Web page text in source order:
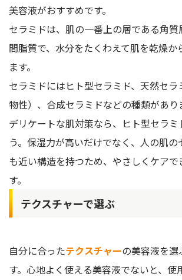
美容液がおすすめです。
セラミドは、肌の一番上の層である角
間脂質で、水分をたくわえて肌を乾燥か
ます。
セラミドにはヒト型セラミド、天然セラ
物性）、合成セラミドなどの種類があり
デリケートな肌対策なら、ヒト型セラミ
う。保湿力が高いだけでなく、人の肌の
も近い構造を持つため、やさしくケア
す。
テクスチャーで選ぶ
自分に合ったテクスチャーの美容液を
す。心地よく使える美容液でないと、使